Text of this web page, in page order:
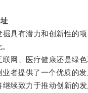
有潜力和创新性的项
、医疗健康还是绿色
者提供了一个优质的发
致力于推动创新的发